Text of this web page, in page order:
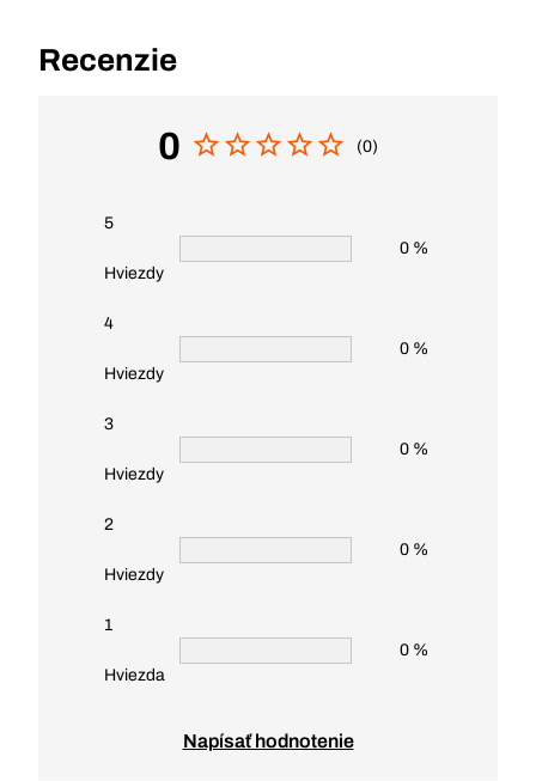
Recenzie
0 (0)
5
Hviezdy
0 %
4
Hviezdy
0 %
3
Hviezdy
0 %
2
Hviezdy
0 %
1
Hviezda
0 %
Napísať hodnotenie